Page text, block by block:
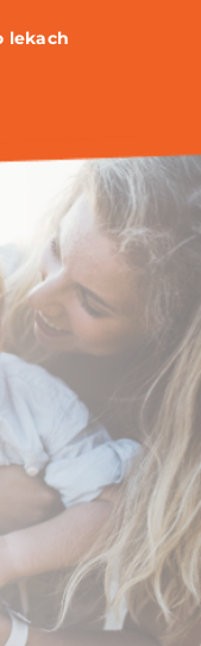
lekach